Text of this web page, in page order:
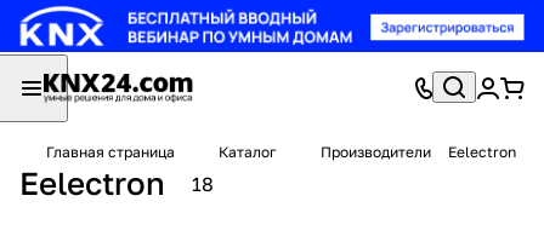
Главная страница Каталог Производители Eelectron
Eelectron 18